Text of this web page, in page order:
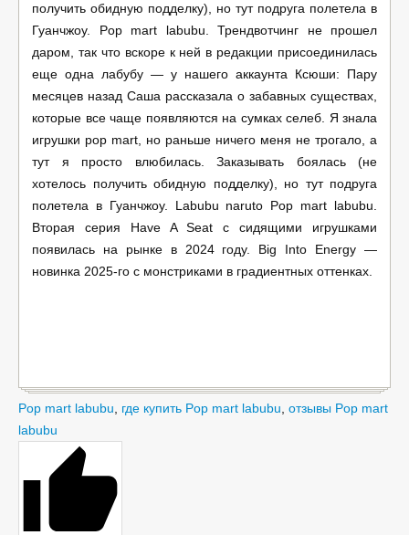
получить обидную подделку), но тут подруга полетела в
Гуанчжоу. Pop mart labubu. Трендвотчинг не прошел
даром, так что вскоре к ней в редакции присоединилась
еще одна лабубу — у нашего аккаунта Ксюши: Пару
месяцев назад Саша рассказала о забавных существах,
которые все чаще появляются на сумках селеб. Я знала
игрушки pop mart, но раньше ничего меня не трогало, а
тут я просто влюбилась. Заказывать боялась (не
хотелось получить обидную подделку), но тут подруга
полетела в Гуанчжоу. Labubu naruto Pop mart labubu.
Вторая серия Have A Seat с сидящими игрушками
появилась на рынке в 2024 году. Big Into Energy —
новинка 2025-го с монстриками в градиентных оттенках.
Pop mart labubu где купить Pop mart labubu отзывы Pop mart
labubu